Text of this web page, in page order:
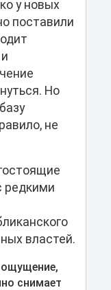
у новых
поставили
Но
не
редкими
властей.
снимает